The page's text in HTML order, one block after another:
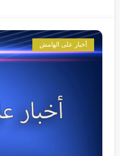
أخبار على الهامش